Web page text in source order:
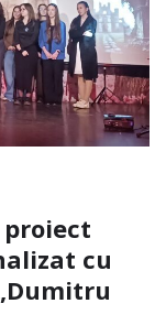
proiect
cu